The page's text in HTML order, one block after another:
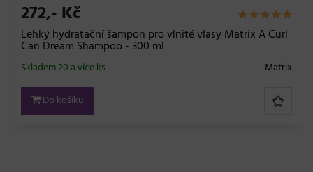
272,- Kč
Lehký hydratační šampon pro vlnité vlasy Matrix A Curl
Can Dream Shampoo - 300 ml
Matrix
Skladem 20 a více ks
Do košíku